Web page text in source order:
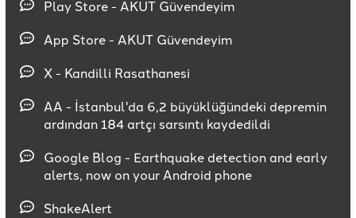
Play Store - AKUT Güvendeyim
App Store - AKUT Güvendeyim
X - Kandilli Rasathanesi
AA - İstanbul'da 6,2 büyüklüğündeki depremin
ardından 184 artçı sarsıntı kaydedildi
Google Blog - Earthquake detection and early
alerts, now on your Android phone
ShakeAlert